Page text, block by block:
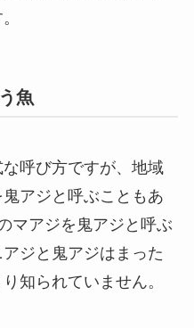
魚
呼び方ですが、地域
アジと呼ぶこともあ
マアジを鬼アジと呼ぶ
ジと鬼アジはまった
知られていません。